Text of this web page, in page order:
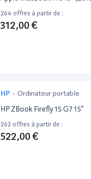
264 offres à partir de :
312,00 €
HP - Ordinateur portable
HP ZBook Firefly 15 G7 15”
262 offres à partir de :
522,00 €